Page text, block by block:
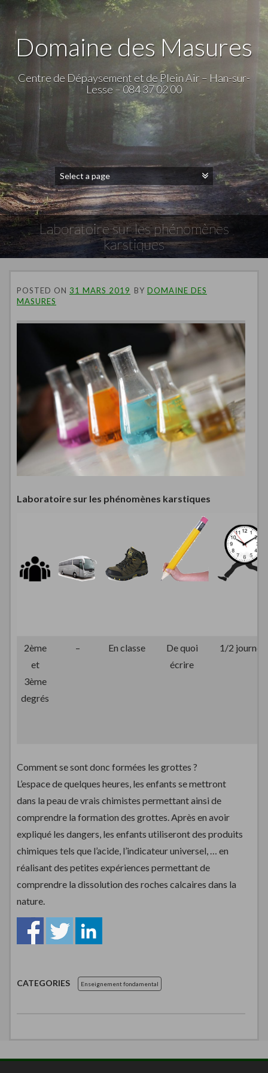
Domaine des Masures
Centre de Dépaysement et de Plein Air – Han-sur-
Lesse – 084 37 02 00
Laboratoire sur les phénomènes
karstiques
POSTED ON 31 MARS 2019 BY DOMAINE DES
MASURES
Laboratoire sur les phénomènes karstiques
2ème
et
3ème
degrés
– En classe
De quoi
écrire
1/2 journée
Comment se sont donc formées les grottes ?
L’espace de quelques heures, les enfants se mettront
dans la peau de vrais chimistes permettant ainsi de
comprendre la formation des grottes. Après en avoir
expliqué les dangers, les enfants utiliseront des produits
chimiques tels que l’acide, l’indicateur universel, … en
réalisant des petites expériences permettant de
comprendre la dissolution des roches calcaires dans la
nature.
CATEGORIES Enseignement fondamental